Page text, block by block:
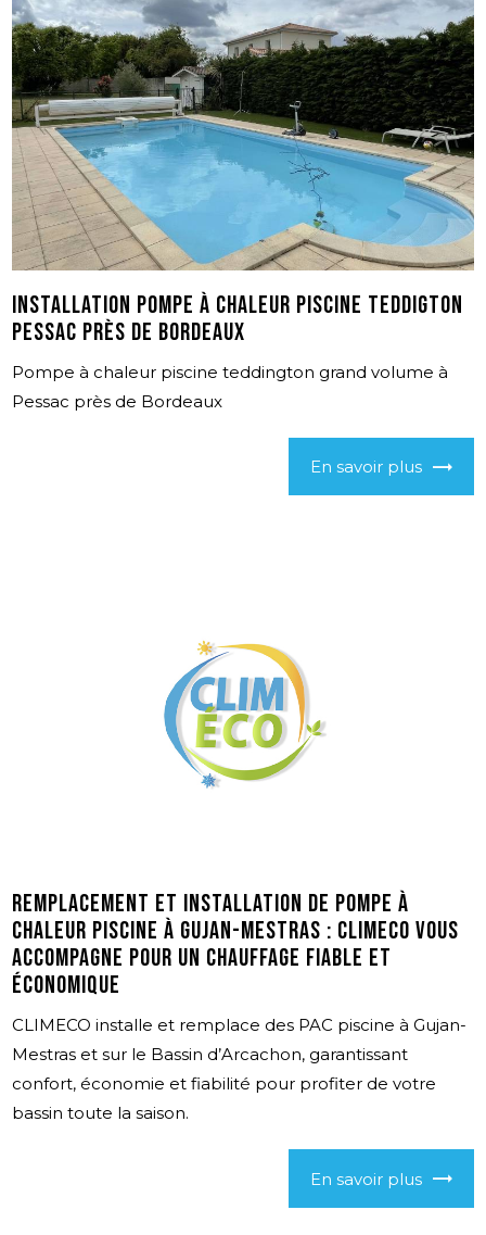
Installation pompe à chaleur piscine Teddigton
Pessac près de Bordeaux
Pompe à chaleur piscine teddington grand volume à
Pessac près de Bordeaux
En savoir plus
Remplacement et installation de pompe à
chaleur piscine à Gujan-Mestras : CLIMECO vous
accompagne pour un chauffage fiable et
économique
CLIMECO installe et remplace des PAC piscine à Gujan-
Mestras et sur le Bassin d’Arcachon, garantissant
confort, économie et fiabilité pour profiter de votre
bassin toute la saison.
En savoir plus